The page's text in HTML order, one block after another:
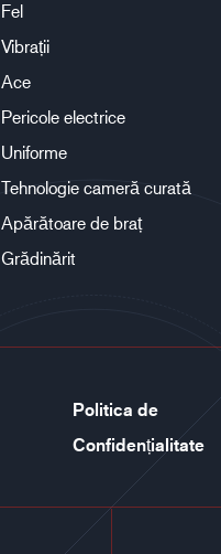
Fel
Vibrații
Ace
Pericole electrice
Uniforme
Tehnologie cameră curată
Apărătoare de braț
Grădinărit
Politica de
Confidențialitate